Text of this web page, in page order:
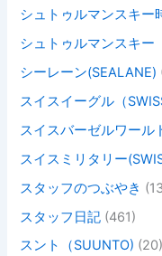
シュトゥルマンスキー
シュトゥルマンスキー
シーレーン(SEALANE)
スイスイーグル（
スイスバーゼルワール
スイスミリタリー
スタッフのつぶやき
スタッフ日記 (461)
スント（SUUNTO) (20)